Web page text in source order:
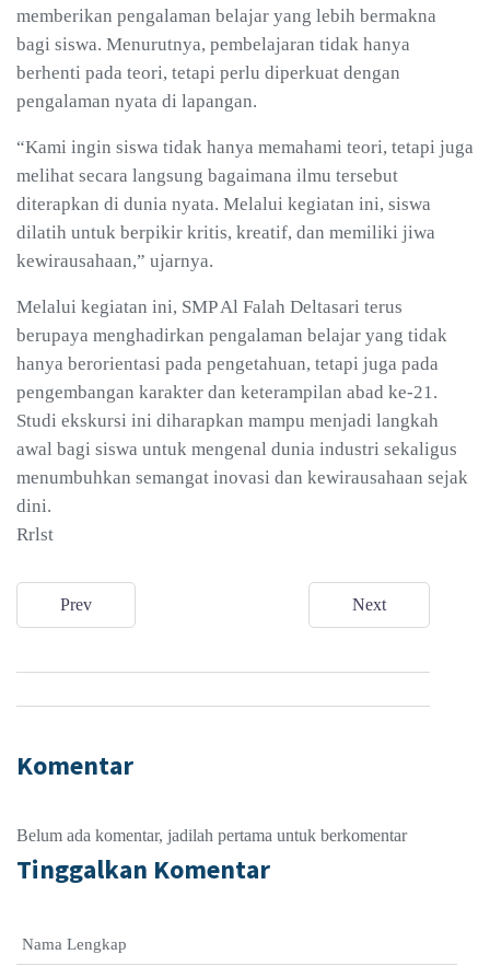
memberikan pengalaman belajar yang lebih bermakna
bagi siswa. Menurutnya, pembelajaran tidak hanya
berhenti pada teori, tetapi perlu diperkuat dengan
pengalaman nyata di lapangan.
“Kami ingin siswa tidak hanya memahami teori, tetapi juga
melihat secara langsung bagaimana ilmu tersebut
diterapkan di dunia nyata. Melalui kegiatan ini, siswa
dilatih untuk berpikir kritis, kreatif, dan memiliki jiwa
kewirausahaan,” ujarnya.
Melalui kegiatan ini, SMP Al Falah Deltasari terus
berupaya menghadirkan pengalaman belajar yang tidak
hanya berorientasi pada pengetahuan, tetapi juga pada
pengembangan karakter dan keterampilan abad ke-21.
Studi ekskursi ini diharapkan mampu menjadi langkah
awal bagi siswa untuk mengenal dunia industri sekaligus
menumbuhkan semangat inovasi dan kewirausahaan sejak
dini.
Rrlst
Prev Next
Komentar
Belum ada komentar, jadilah pertama untuk berkomentar
Tinggalkan Komentar